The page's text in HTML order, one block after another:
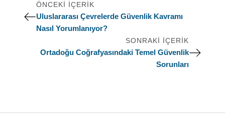
ÖNCEKI İÇERIK
Uluslararası Çevrelerde Güvenlik Kavramı
Nasıl Yorumlanıyor?
SONRAKI İÇERIK
Ortadoğu Coğrafyasındaki Temel Güvenlik
Sorunları